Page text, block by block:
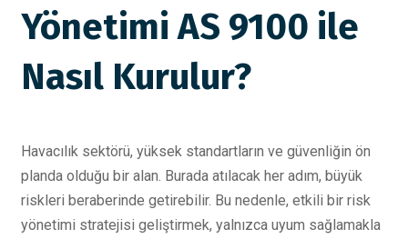
Yönetimi AS 9100 ile
Nasıl Kurulur?
Havacılık sektörü, yüksek standartların ve güvenliğin ön
planda olduğu bir alan. Burada atılacak her adım, büyük
riskleri beraberinde getirebilir. Bu nedenle, etkili bir risk
yönetimi stratejisi geliştirmek, yalnızca uyum sağlamakla